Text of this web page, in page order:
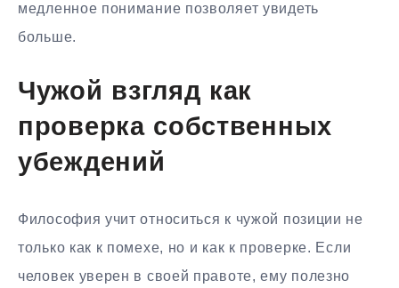
медленное понимание позволяет увидеть
больше.
Чужой взгляд как
проверка собственных
убеждений
Философия учит относиться к чужой позиции не
только как к помехе, но и как к проверке. Если
человек уверен в своей правоте, ему полезно